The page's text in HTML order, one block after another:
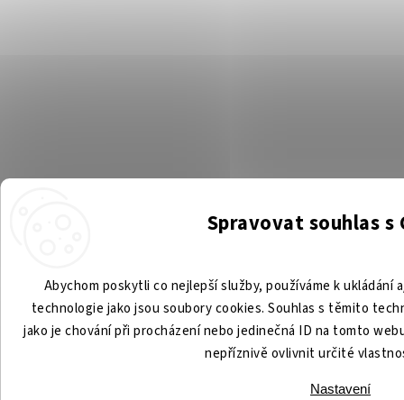
Spravovat souhlas s
Abychom poskytli co nejlepší služby, používáme k
technologie jako jsou soubory cookies. Souhlas s těmito
jako je chování při procházení nebo jedinečná ID na tomto
nepříznivě ovlivnit určité
Nastavení